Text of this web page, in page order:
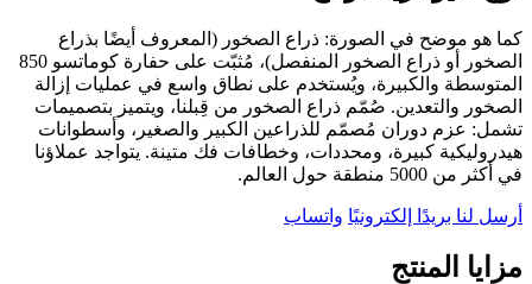
كما هو موضح في الصورة: ذراع الصخور (المعروف أيضًا بذراع
الصخور أو ذراع الصخور المنفصل)، مُثبّت على حفارة كوماتسو 850
المتوسطة والكبيرة، ويُستخدم على نطاق واسع في عمليات إزالة
الصخور والتعدين. صُمّم ذراع الصخور من قِبلنا، ويتميز بتصميمات
تشمل: عزم دوران مُصمّم للذراعين الكبير والصغير، وأسطوانات
هيدروليكية كبيرة، ومحددات، وخطافات فك متينة. يتواجد عملاؤنا
في أكثر من 5000 منطقة حول العالم.
أرسل لنا بريدًا إلكترونيًا واتساب
مزايا المنتج